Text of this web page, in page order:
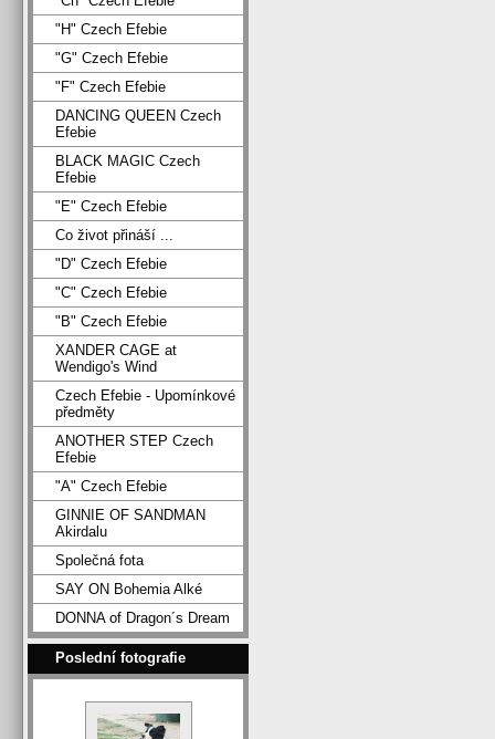
"H" Czech Efebie
"G" Czech Efebie
"F" Czech Efebie
DANCING QUEEN Czech
Efebie
BLACK MAGIC Czech
Efebie
"E" Czech Efebie
Co život přináší ...
"D" Czech Efebie
"C" Czech Efebie
"B" Czech Efebie
XANDER CAGE at
Wendigo's Wind
Czech Efebie - Upomínkové
předměty
ANOTHER STEP Czech
Efebie
"A" Czech Efebie
GINNIE OF SANDMAN
Akirdalu
Společná fota
SAY ON Bohemia Alké
DONNA of Dragon´s Dream
Poslední fotografie